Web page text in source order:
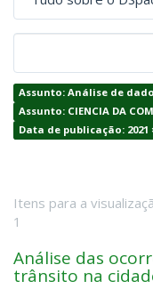
Assunto: Análise de
Assunto: CIENCIA DA
Data de publicação: 2021
Itens para a
1
Análise das
trânsito na